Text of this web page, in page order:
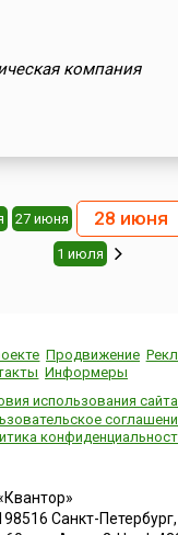
компания
27 июня 28 июня
1 июля
Продвижение
Информеры
использования сайта
Санкт-